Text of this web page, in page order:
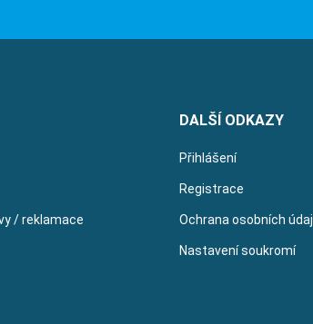
/ reklamace
DALŠÍ ODKAZY
Přihlášení
Registrace
Ochrana osobních
Nastavení soukromí